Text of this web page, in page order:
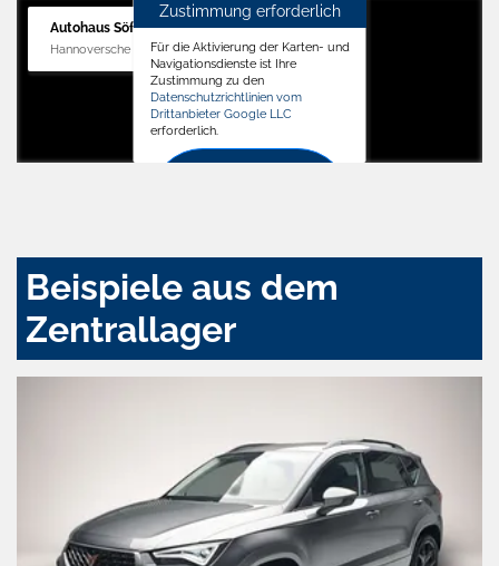
Autohaus Söffker GmbH
Hannoversche Str. 34, 31688 Nienstädt
Zustimmung erforderlich
Für die Aktivierung der Karten- und
Navigationsdienste ist Ihre
Zustimmung zu den
Datenschutzrichtlinien vom
Drittanbieter Google LLC
erforderlich.
Beispiele aus dem
Zentrallager